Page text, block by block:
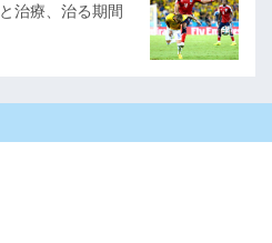
治療、治る期間